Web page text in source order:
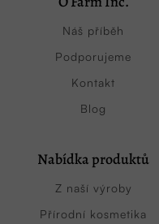
Náš příběh
Podporujeme
Kontakt
Blog
Nabídka produktů
Z naší výroby
Přírodní kosmetika